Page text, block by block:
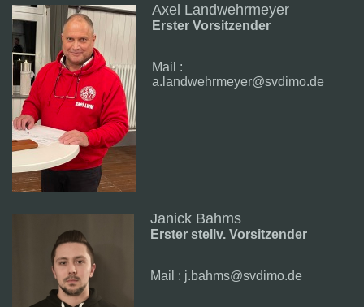
Axel Landwehrmeyer
Erster Vorsitzender
Mail :
a.landwehrmeyer@svdimo.de
Janick Bahms
Erster stellv. Vorsitzender
Mail : j.bahms@svdimo.de